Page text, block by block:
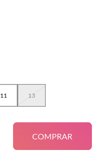
11 13
COMPRAR